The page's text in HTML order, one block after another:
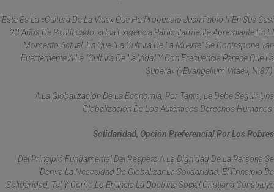
Esta Es La «cultura De La Vida» Que Ha Propuesto Juan Pablo II En Sus Casi
23 Años De Pontificado: «una Exigencia Particularmente Apremiante En El
Momento Actual, En Que "la Cultura De La Muerte" Se Contrapone Tan
Fuertemente A La "cultura De La Vida" Y Con Frecuencia Parece Que La
Supera» («Evangelium Vitae», N.87).
A La Globalización De La Economía, Por Tanto, Le Debe Seguir Una
Globalización De Los Auténticos Derechos Humanos.
Solidaridad, Opción Preferencial Por Los Pobres
Del Principio Fundamental Del Respeto A La Dignidad De La Persona Se
Deriva La Necesidad De Globalizar La Solidaridad. El Principio De
Solidaridad, Tal Y Como Lo Enuncia La Doctrina Social Cristiana Constituye